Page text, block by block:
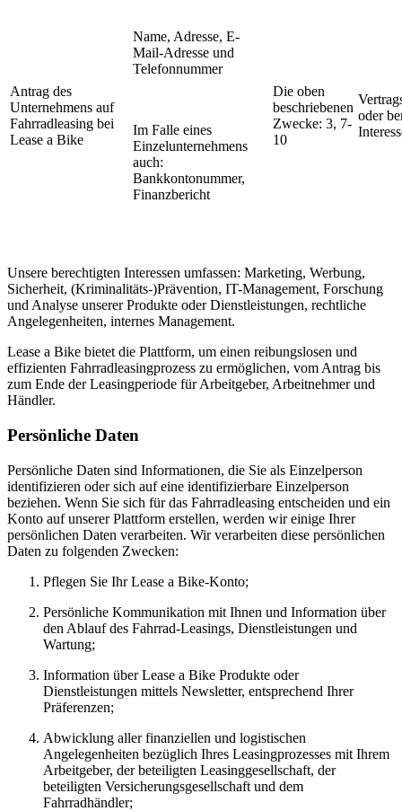
Antrag des
Unternehmens auf
Fahrradleasing bei
Lease a Bike
Name, Adresse, E-
Mail-Adresse und
Telefonnummer
Im Falle eines
Einzelunternehmens
auch:
Bankkontonummer,
Finanzbericht
Die oben
beschriebenen
Zwecke: 3, 7-
10
oder
Unsere berechtigten Interessen umfassen: Marketing, Werbung,
Sicherheit, (Kriminalitäts-)Prävention, IT-Management, Forschung
und Analyse unserer Produkte oder Dienstleistungen, rechtliche
Angelegenheiten, internes Management.
Lease a Bike bietet die Plattform, um einen reibungslosen und
effizienten Fahrradleasingprozess zu ermöglichen, vom Antrag bis
zum Ende der Leasingperiode für Arbeitgeber, Arbeitnehmer und
Händler.
Persönliche Daten
Persönliche Daten sind Informationen, die Sie als Einzelperson
identifizieren oder sich auf eine identifizierbare Einzelperson
beziehen. Wenn Sie sich für das Fahrradleasing entscheiden und ein
Konto auf unserer Plattform erstellen, werden wir einige Ihrer
persönlichen Daten verarbeiten. Wir verarbeiten diese persönlichen
Daten zu folgenden Zwecken:
Pflegen Sie Ihr Lease a Bike-Konto;
Persönliche Kommunikation mit Ihnen und Information über
den Ablauf des Fahrrad-Leasings, Dienstleistungen und
Wartung;
Information über Lease a Bike Produkte oder
Dienstleistungen mittels Newsletter, entsprechend Ihrer
Präferenzen;
Abwicklung aller finanziellen und logistischen
Angelegenheiten bezüglich Ihres Leasingprozesses mit Ihrem
Arbeitgeber, der beteiligten Leasinggesellschaft, der
beteiligten Versicherungsgesellschaft und dem
Fahrradhändler;